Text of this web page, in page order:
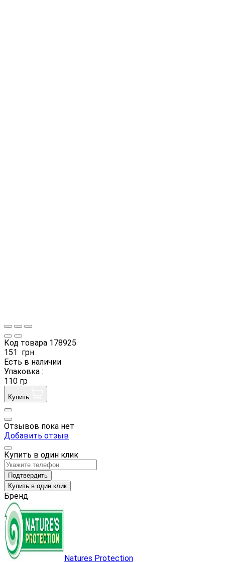
Код товара 178925
151
грн
Есть в наличии
Упаковка :
110 гр
Купить
Отзывов пока нет
Добавить отзыв
Купить в один клик
Подтвердить
Купить в один клик
Бренд
Natures Protection